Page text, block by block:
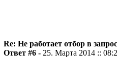
Re: Не работает отбор в
Ответ #6 - 25. Марта 2014 ::